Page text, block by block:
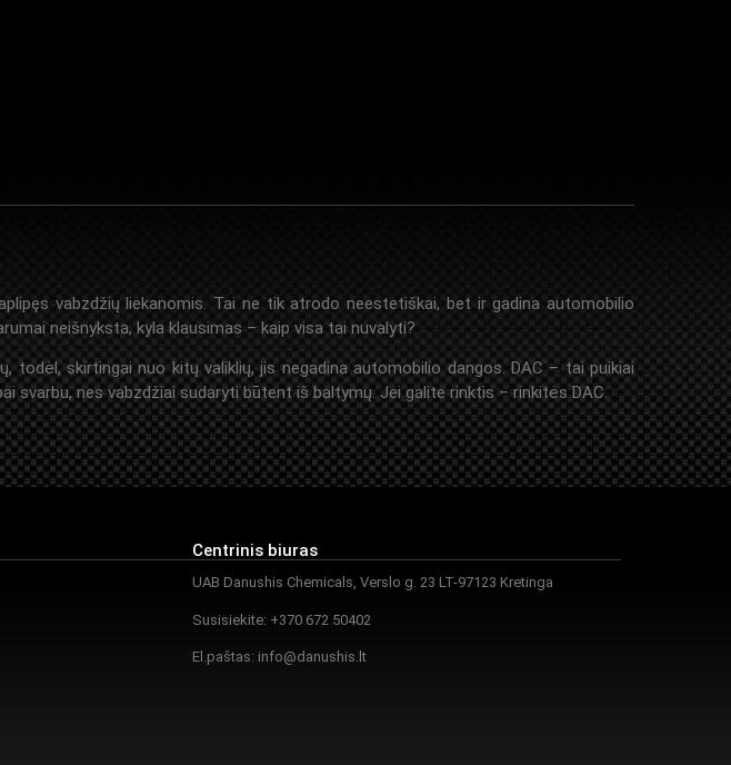
vabzdžių liekanomis. Tai ne tik atrodo neestetiškai, bet ir gadina automobilio
neišnyksta, kyla klausimas – kaip visa tai nuvalyti?
todėl, skirtingai nuo kitų valiklių, jis negadina automobilio dangos. DAC – tai puikiai
svarbu, nes vabzdžiai sudaryti būtent iš baltymų. Jei galite rinktis – rinkitės DAC.
Centrinis biuras
UAB Danushis Chemicals, Verslo g. 23 LT-97123 Kretinga
Susisiekite: +370 672 50402
El.paštas: info@danushis.lt